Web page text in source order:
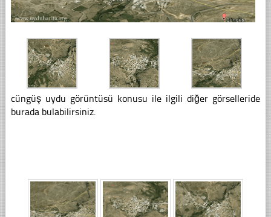
cüngüş uydu görüntüsü konusu ile ilgili diğer görselleride
burada bulabilirsiniz.